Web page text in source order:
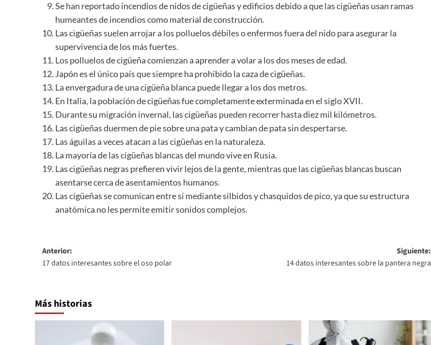
Se han reportado incendios de nidos de cigüeñas y edificios debido a que las cigüeñas usan ramas
humeantes de incendios como material de construcción.
Las cigüeñas suelen arrojar a los polluelos débiles o enfermos fuera del nido para asegurar la
supervivencia de los más fuertes.
Los polluelos de cigüeña comienzan a aprender a volar a los dos meses de edad.
Japón es el único país que siempre ha prohibido la caza de cigüeñas.
La envergadura de una cigüeña blanca puede llegar a los dos metros.
En Italia, la población de cigüeñas fue completamente exterminada en el siglo XVII.
Durante su migración invernal, las cigüeñas pueden recorrer hasta diez mil kilómetros.
Las cigüeñas duermen de pie sobre una pata y cambian de pata sin despertarse.
Las águilas a veces atacan a las cigüeñas en la naturaleza.
La mayoría de las cigüeñas blancas del mundo vive en Rusia.
Las cigüeñas negras prefieren vivir lejos de la gente, mientras que las cigüeñas blancas buscan
asentarse cerca de asentamientos humanos.
Las cigüeñas se comunican entre sí mediante silbidos y chasquidos de pico, ya que su estructura
anatómica no les permite emitir sonidos complejos.
Navegación
de
Anterior:
17 datos interesantes sobre el oso polar
Siguiente:
14 datos interesantes sobre la pantera negra
Más historias